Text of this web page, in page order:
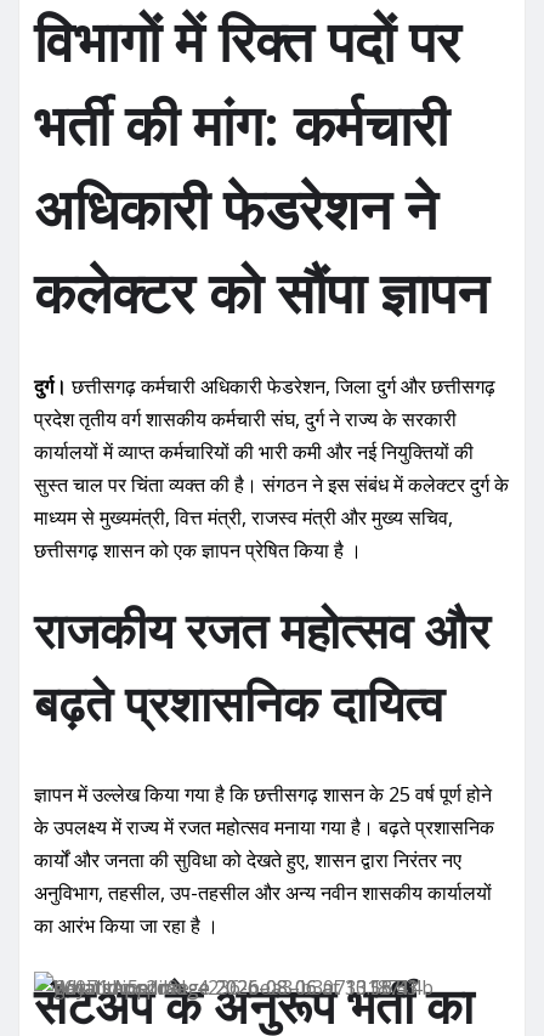
विभागों में रिक्त पदों पर
भर्ती की मांग: कर्मचारी
अधिकारी फेडरेशन ने
कलेक्टर को सौंपा ज्ञापन
दुर्ग। छत्तीसगढ़ कर्मचारी अधिकारी फेडरेशन, जिला दुर्ग और छत्तीसगढ़
प्रदेश तृतीय वर्ग शासकीय कर्मचारी संघ, दुर्ग ने राज्य के सरकारी
कार्यालयों में व्याप्त कर्मचारियों की भारी कमी और नई नियुक्तियों की
सुस्त चाल पर चिंता व्यक्त की है। संगठन ने इस संबंध में कलेक्टर दुर्ग के
माध्यम से मुख्यमंत्री, वित्त मंत्री, राजस्व मंत्री और मुख्य सचिव,
छत्तीसगढ़ शासन को एक ज्ञापन प्रेषित किया है ।
राजकीय रजत महोत्सव और
बढ़ते प्रशासनिक दायित्व
ज्ञापन में उल्लेख किया गया है कि छत्तीसगढ़ शासन के 25 वर्ष पूर्ण होने
के उपलक्ष्य में राज्य में रजत महोत्सव मनाया गया है। बढ़ते प्रशासनिक
कार्यों और जनता की सुविधा को देखते हुए, शासन द्वारा निरंतर नए
अनुविभाग, तहसील, उप-तहसील और अन्य नवीन शासकीय कार्यालयों
का आरंभ किया जा रहा है ।
सेटअप के अनुरूप भर्ती का